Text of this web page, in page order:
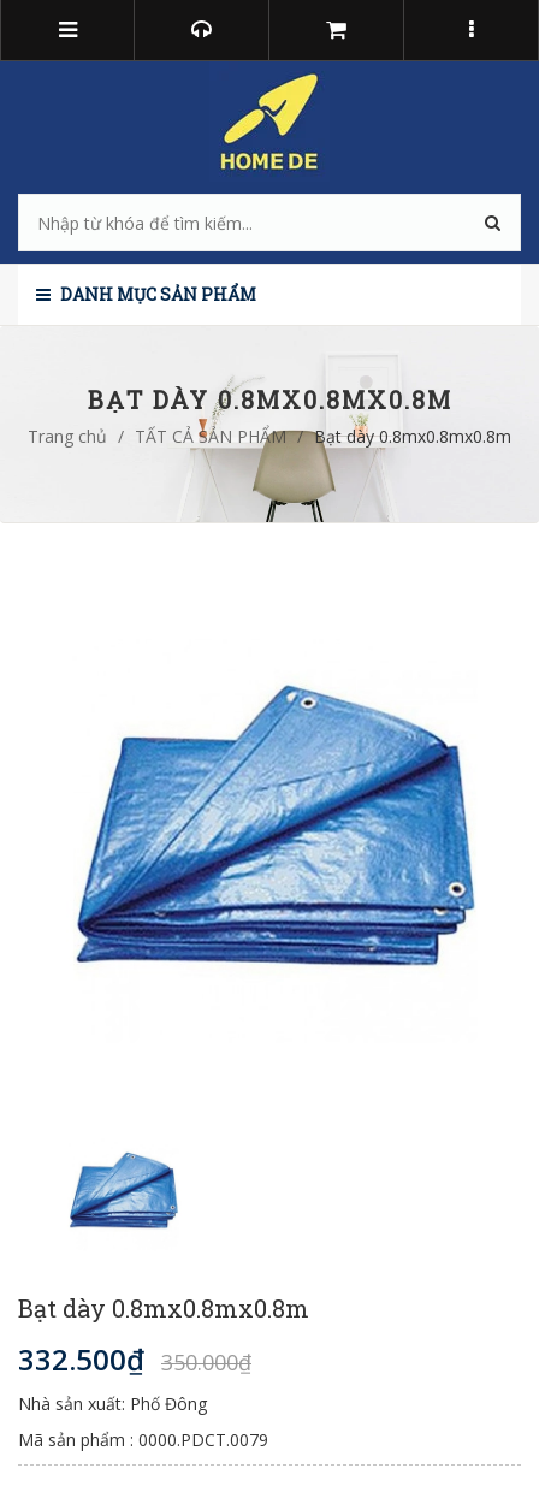
DANH MỤC SẢN PHẨM
BẠT DÀY 0.8MX0.8MX0.8M
Trang chủ / TẤT CẢ SẢN PHẨM / Bạt dày 0.8mx0.8mx0.8m
Bạt dày 0.8mx0.8mx0.8m
332.500₫ 350.000₫
Nhà sản xuất: Phố Đông
Mã sản phẩm : 0000.PDCT.0079